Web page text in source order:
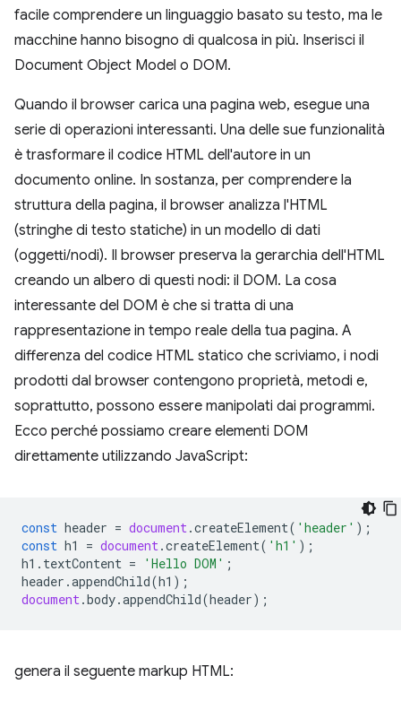
facile comprendere un linguaggio basato su testo, ma le
macchine hanno bisogno di qualcosa in più. Inserisci il
Document Object Model o DOM.
Quando il browser carica una pagina web, esegue una
serie di operazioni interessanti. Una delle sue funzionalità
è trasformare il codice HTML dell'autore in un
documento online. In sostanza, per comprendere la
struttura della pagina, il browser analizza l'HTML
(stringhe di testo statiche) in un modello di dati
(oggetti/nodi). Il browser preserva la gerarchia dell'HTML
creando un albero di questi nodi: il DOM. La cosa
interessante del DOM è che si tratta di una
rappresentazione in tempo reale della tua pagina. A
differenza del codice HTML statico che scriviamo, i nodi
prodotti dal browser contengono proprietà, metodi e,
soprattutto, possono essere manipolati dai programmi.
Ecco perché possiamo creare elementi DOM
direttamente utilizzando JavaScript:
const header = document.createElement( 'header' );
const h1 = document.createElement( 'h1' );
h1 . textContent = 'Hello DOM' ;
header .appendChild(h1 );
document.body.appendChild(header);
genera il seguente markup HTML: